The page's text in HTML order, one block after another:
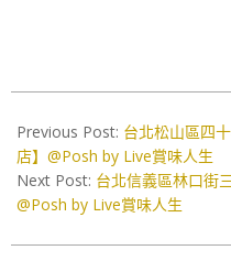
11-
30
Previous Post: 台北松山區四
店】@Posh by Live賞味人生
Next Post: 台北信義區林口街
@Posh by Live賞味人生